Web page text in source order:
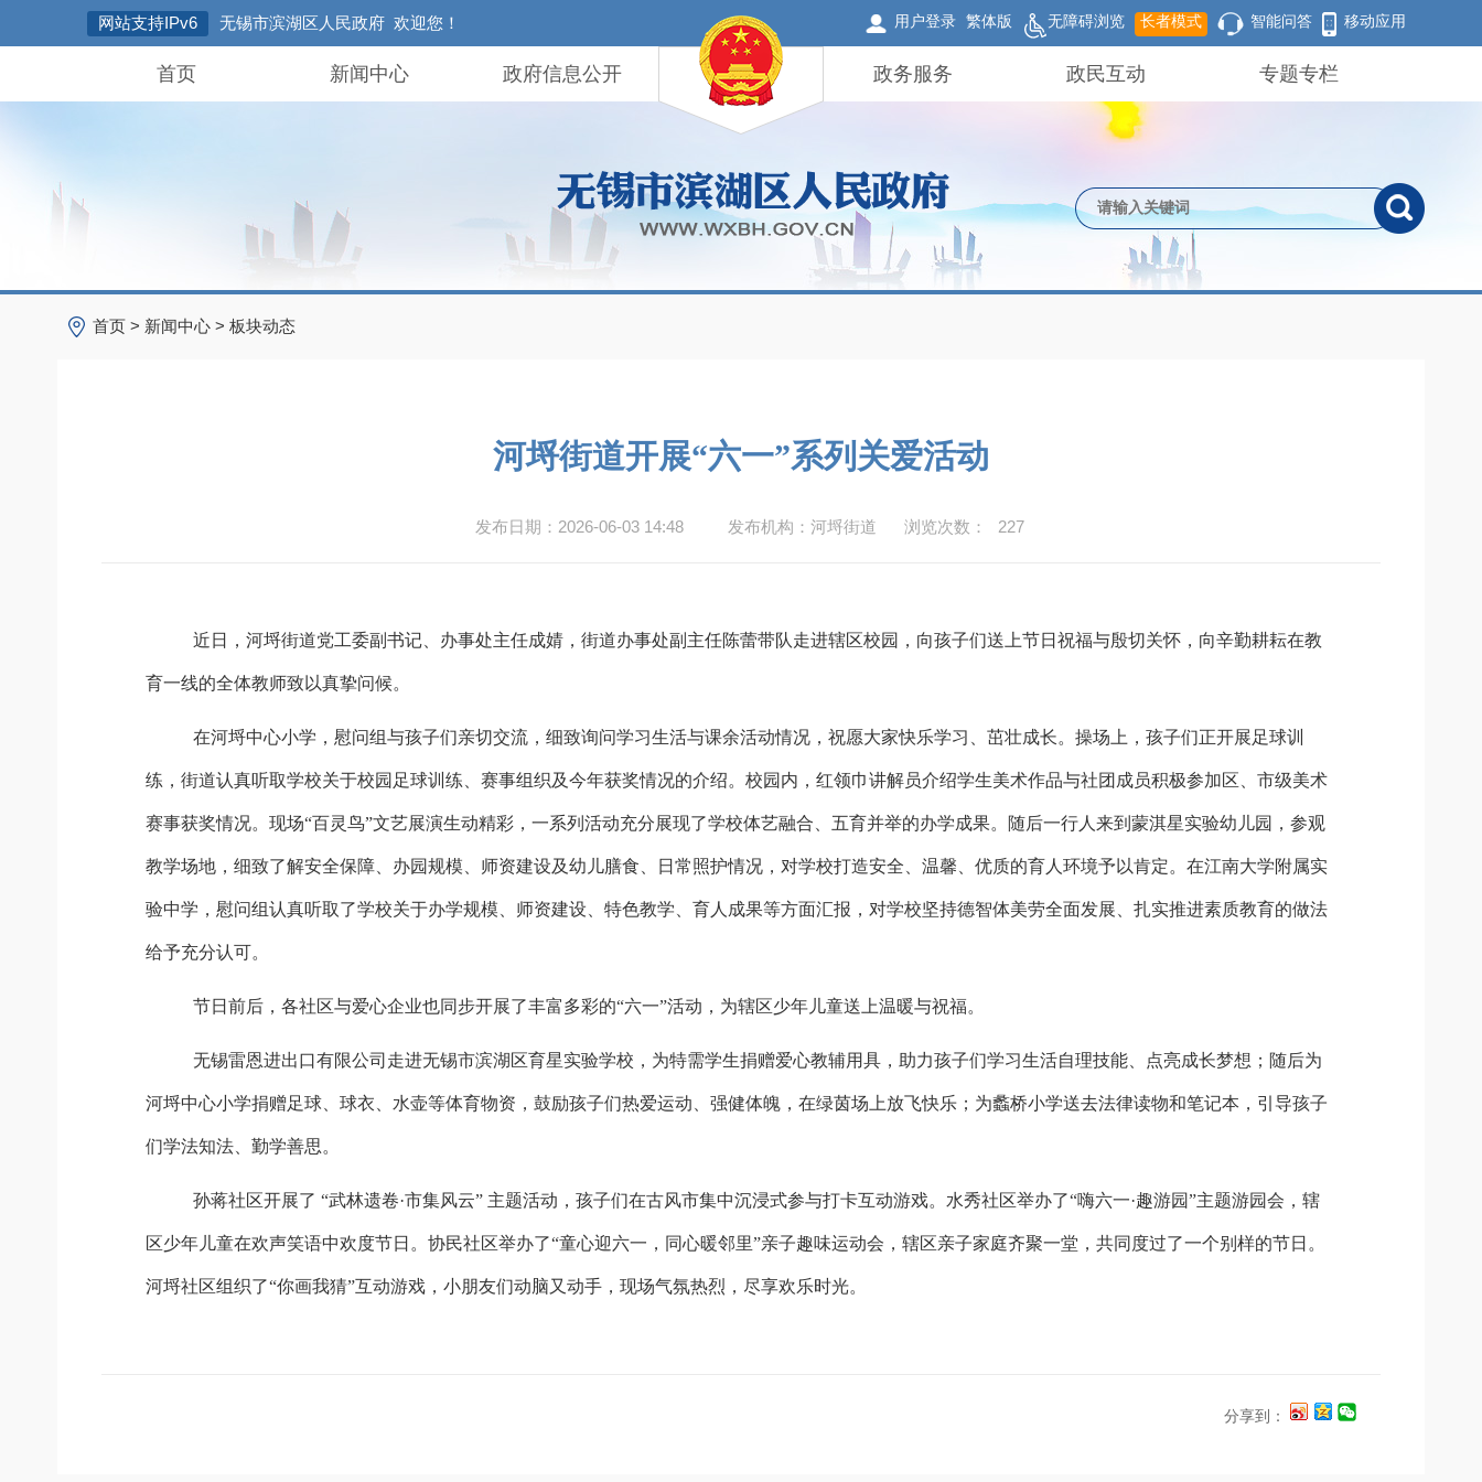
网站支持IPv6 无锡市滨湖区人民政府 欢迎您！ 用户登录 繁体版 无障碍浏览 长者模式 智能问答 移动应用
首页 新闻中心 政府信息公开 政务服务 政民互动 专题专栏
首页 > 新闻中心 > 板块动态
河埒街道开展“六一”系列关爱活动
发布日期：2026-06-03 14:48 发布机构：河埒街道 浏览次数： 227
近日，河埒街道党工委副书记、办事处主任成婧，街道办事处副主任陈蕾带队走进辖区校园，向孩子们送上节日祝福与殷切关怀，向辛勤耕耘在教
育一线的全体教师致以真挚问候。
在河埒中心小学，慰问组与孩子们亲切交流，细致询问学习生活与课余活动情况，祝愿大家快乐学习、茁壮成长。操场上，孩子们正开展足球训
练，街道认真听取学校关于校园足球训练、赛事组织及今年获奖情况的介绍。校园内，红领巾讲解员介绍学生美术作品与社团成员积极参加区、市级美术
赛事获奖情况。现场“百灵鸟”文艺展演生动精彩，一系列活动充分展现了学校体艺融合、五育并举的办学成果。随后一行人来到蒙淇星实验幼儿园，参观
教学场地，细致了解安全保障、办园规模、师资建设及幼儿膳食、日常照护情况，对学校打造安全、温馨、优质的育人环境予以肯定。在江南大学附属实
验中学，慰问组认真听取了学校关于办学规模、师资建设、特色教学、育人成果等方面汇报，对学校坚持德智体美劳全面发展、扎实推进素质教育的做法
给予充分认可。
节日前后， 各社区与爱心企业也同步开展了丰富多彩的“六一”活动，为辖区少年儿童送上温暖与祝福。
无锡雷恩进出口有限公司走进无锡市滨湖区育星实验学校，为特需学生捐赠爱心教辅用具，助力孩子们学习生活自理技能、点亮成长梦想；随后为
河埒中心小学捐赠足球、球衣、水壶等体育物资，鼓励孩子们热爱运动、强健体魄，在绿茵场上放飞快乐；为蠡桥小学送去法律读物和笔记本，引导孩子
们学法知法、勤学善思。
孙蒋社区开展了 “武林遗卷·市集风云” 主题活动，孩子们在古风市集中沉浸式参与打卡互动游戏。水秀社区举办了“嗨六一·趣游园”主题游园会，辖
区少年儿童在欢声笑语中欢度节日。协民社区举办了“童心迎六一，同心暖邻里”亲子趣味运动会，辖区亲子家庭齐聚一堂，共同度过了一个别样的节日。
河埒社区组织了“你画我猜”互动游戏，小朋友们动脑又动手，现场气氛热烈，尽享欢乐时光。
分享到：